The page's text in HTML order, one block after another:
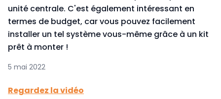
unité centrale. C'est également intéressant en
termes de budget, car vous pouvez facilement
installer un tel système vous-même grâce à un kit
prêt à monter !
5 mai 2022
Regardez la vidéo